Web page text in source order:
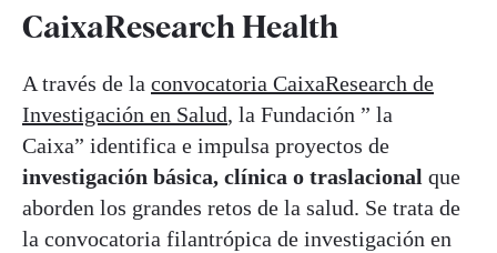
CaixaResearch Health
A través de la convocatoria CaixaResearch de
Investigación en Salud, la Fundación ” la
Caixa” identifica e impulsa proyectos de
investigación básica, clínica o traslacional que
aborden los grandes retos de la salud. Se trata de
la convocatoria filantrópica de investigación en